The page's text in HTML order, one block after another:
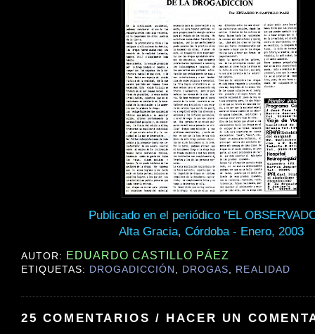
Publicado en el periódico "EL
Alta Gracia, Córdoba - Enero, 2003
AUTOR: EDUARDO CASTILLO PÁEZ
ETIQUETAS: DROGADICCIÓN , DROGAS, REALIDAD
25 COMENTARIOS / HACER UN